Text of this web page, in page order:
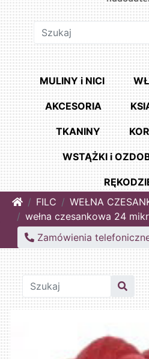
MULINY i NICI
AKCESORIA
TKANINY
WSTĄŻKI i
Home
FILC
WEŁNA
wełna czesankowa 24
Zamówienia